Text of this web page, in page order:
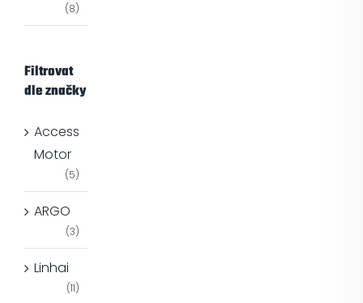
(8)
Filtrovat
dle značky
Access
Motor
(5)
ARGO
(3)
Linhai
(11)